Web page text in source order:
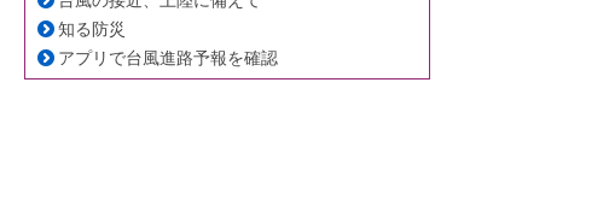
知る防災
アプリで台風進路予報を確認